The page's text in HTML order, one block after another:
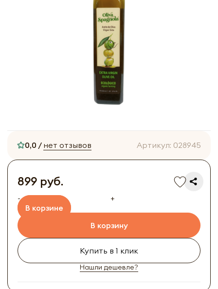
0,0 / нет отзывов Артикул: 028945
899 руб.
-
+
В корзине
В корзину
Купить в 1 клик
Нашли дешевле?